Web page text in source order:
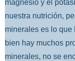
magnesio y el
nuestra nutrición,
minerales es lo que
bien hay muchos
minerales, no se